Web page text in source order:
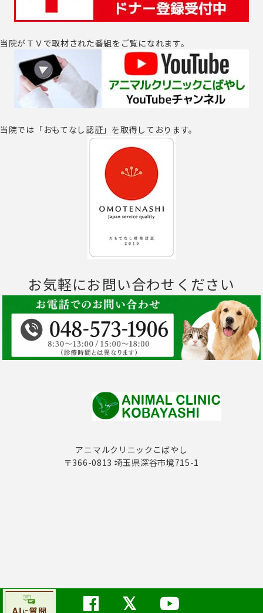
当院がＴＶで取材された番組をご覧になれます。
当院では「おもてなし認証」を取得しております。
お気軽にお問い合わせください
アニマルクリニックこばやし
〒366-0813 埼玉県深谷市境715-1